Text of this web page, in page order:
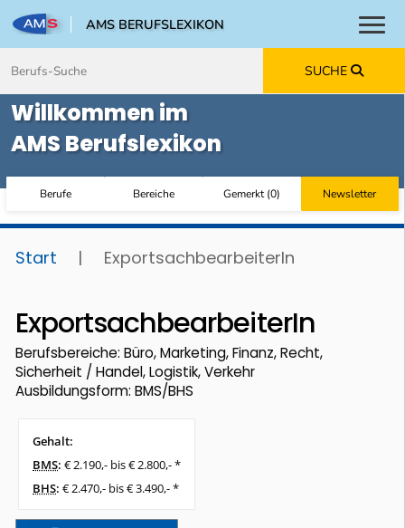
AMS BERUFSLEXIKON
SUCHE
Willkommen im
AMS Berufslexikon
Berufe Bereiche Gemerkt(0) Newsletter
Start | ExportsachbearbeiterIn
ExportsachbearbeiterIn
Berufsbereiche: Büro, Marketing, Finanz, Recht,
Sicherheit / Handel, Logistik, Verkehr
Ausbildungsform: BMS/BHS
Gehalt:
BMS: € 2.190,- bis € 2.800,- *
BHS: € 2.470,- bis € 3.490,- *